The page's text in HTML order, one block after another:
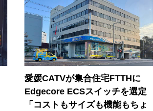
愛媛CATVが集合住宅FTTHに
Edgecore ECSスイッチを選定
「コストもサイズも機能もちょ